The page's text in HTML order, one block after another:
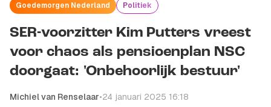
Goedemorgen Nederland Politiek
SER-voorzitter Kim Putters vreest
voor chaos als pensioenplan NSC
doorgaat: 'Onbehoorlijk bestuur'
Michiel van Renselaar•24 januari 2025 16:18